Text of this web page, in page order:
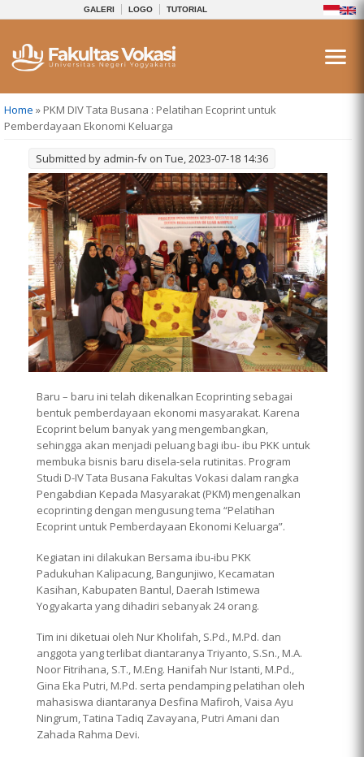
GALERI LOGO TUTORIAL
You are here
Home » PKM DIV Tata Busana : Pelatihan Ecoprint untuk
Pemberdayaan Ekonomi Keluarga
Submitted by admin-fv on Tue, 2023-07-18 14:36
Baru – baru ini telah dikenalkan Ecoprinting sebagai
bentuk pemberdayaan ekonomi masyarakat. Karena
Ecoprint belum banyak yang mengembangkan,
sehingga akan menjadi peluang bagi ibu- ibu PKK untuk
membuka bisnis baru disela-sela rutinitas. Program
Studi D-IV Tata Busana Fakultas Vokasi dalam rangka
Pengabdian Kepada Masyarakat (PKM) mengenalkan
ecoprinting dengan mengusung tema “Pelatihan
Ecoprint untuk Pemberdayaan Ekonomi Keluarga”.
Kegiatan ini dilakukan Bersama ibu-ibu PKK
Padukuhan Kalipacung, Bangunjiwo, Kecamatan
Kasihan, Kabupaten Bantul, Daerah Istimewa
Yogyakarta yang dihadiri sebanyak 24 orang.
Tim ini diketuai oleh Nur Kholifah, S.Pd., M.Pd. dan
anggota yang terlibat diantaranya Triyanto, S.Sn., M.A.
Noor Fitrihana, S.T., M.Eng. Hanifah Nur Istanti, M.Pd.,
Gina Eka Putri, M.Pd. serta pendamping pelatihan oleh
mahasiswa diantaranya Desfina Mafiroh, Vaisa Ayu
Ningrum, Tatina Tadiq Zavayana, Putri Amani dan
Zahada Rahma Devi.